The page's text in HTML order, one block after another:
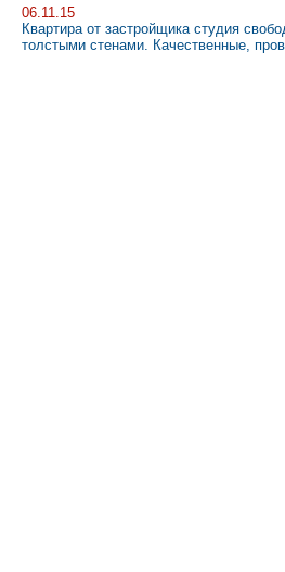
06.11.15
Квартира от застройщика студия
толстыми стенами. Качественные,